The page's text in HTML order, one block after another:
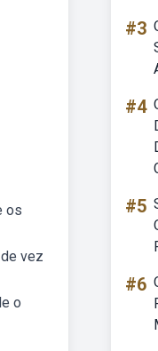
os
vez
o
#3
#4
#5
#6